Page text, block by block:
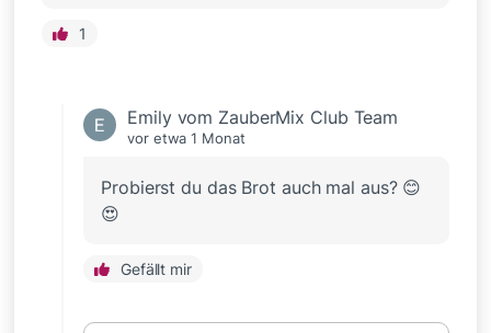
1
Emily vom ZauberMix Club Team
vor etwa 1 Monat
Probierst du das Brot auch mal aus? 😊
😍
Gefällt mir